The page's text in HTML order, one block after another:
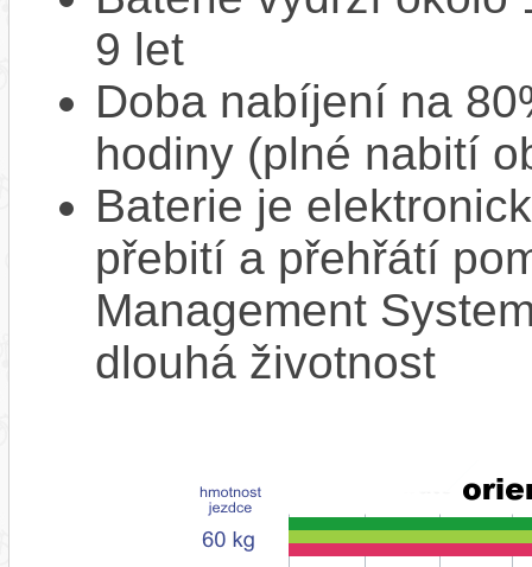
9 let
Doba nabíjení na
hodiny (plné nabití
Baterie je
přebití a přehřátí
Management
dlouhá životnost